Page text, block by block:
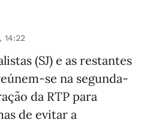
14:22
(SJ) e as restantes
se na segunda-
da RTP para
de evitar a